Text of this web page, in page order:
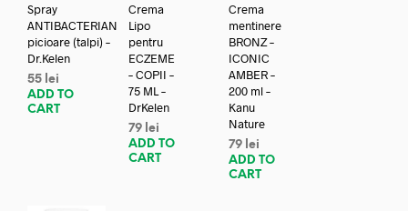
Spray
ANTIBACTERIAN
picioare (talpi) –
Dr.Kelen
55 lei
ADD TO
CART
Crema
Lipo
pentru
ECZEME
– COPII –
75 ML –
DrKelen
79 lei
ADD TO
CART
Crema
mentinere
BRONZ –
ICONIC
AMBER –
200 ml –
Kanu
Nature
79 lei
ADD TO
CART